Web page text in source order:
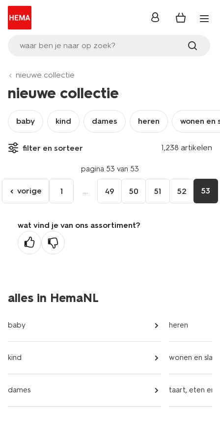
waar ben je naar op zoek?
inloggen
nieuwe collectie
nieuwe collectie
baby kind dames heren wonen en
filter en sorteer 1,238 artikelen
pagina 53 van 53
ga
naar
vorige
pagina
vorige 1 ... 49 50 51 52 53
wat vind je van ons assortiment?
alles in HemaNL
baby
kind
dames
heren
wonen en
taart, eten en